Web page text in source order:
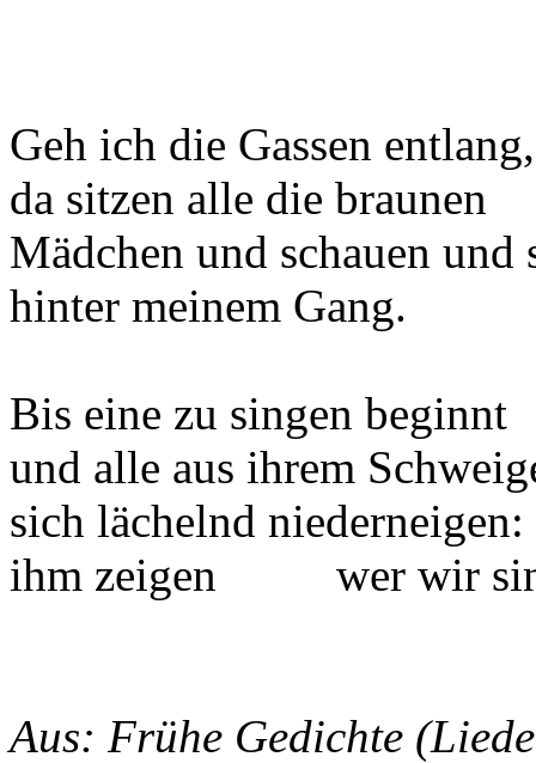
Geh ich die Gassen entlang,
da sitzen alle die braunen
Mädchen und schauen und
hinter meinem Gang.
Bis eine zu singen beginnt
und alle aus ihrem
sich lächelnd
ihm zeigen wer wir
Aus: Frühe Gedichte